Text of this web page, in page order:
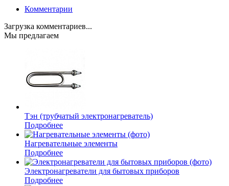
Комментарии
Загрузка комментариев...
Мы предлагаем
Тэн (трубчатый электронагреватель)
Подробнее
Нагревательные элементы
Подробнее
Электронагреватели для бытовых приборов
Подробнее